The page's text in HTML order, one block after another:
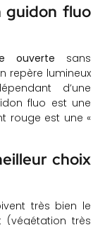
guidon fluo
ouverte sans
repère lumineux
d’une
fluo est une
rouge est une «
choix
très bien le
(végétation très